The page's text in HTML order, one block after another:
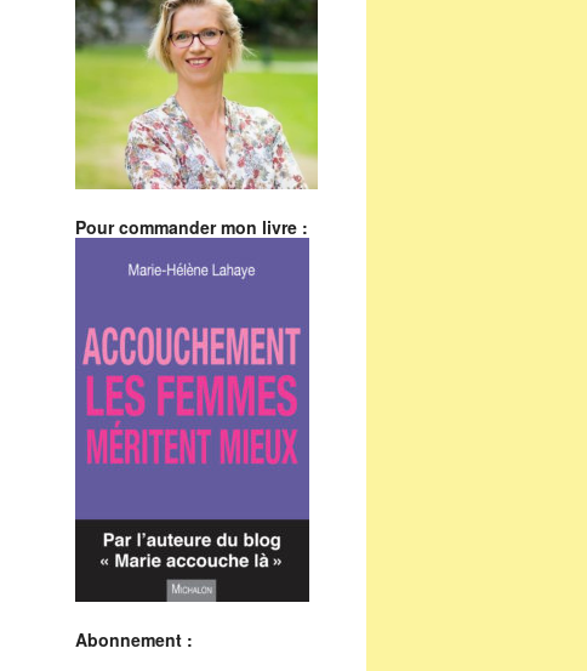
Pour commander mon livre :
Abonnement :